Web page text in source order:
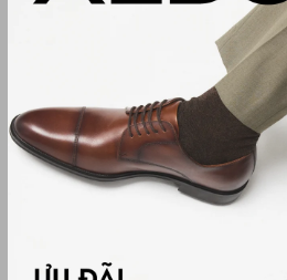
1,645,000₫ 2,350,000₫
Màu sắc BLACK
Kích thước 39